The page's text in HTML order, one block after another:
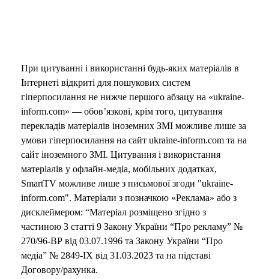
При цитуванні і використанні будь-яких матеріалів в
Інтернеті відкриті для пошукових систем
гіперпосилання не нижче першого абзацу на «ukraine-
inform.com» — обов’язкові, крім того, цитування
перекладів матеріалів іноземних ЗМІ можливе лише за
умови гіперпосилання на сайт ukraine-inform.com та на
сайт іноземного ЗМІ. Цитування і використання
матеріалів у офлайн-медіа, мобільних додатках,
SmartTV можливе лише з письмової згоди "ukraine-
inform.com". Матеріали з позначкою «Реклама» або з
дисклеймером: “Матеріал розміщено згідно з
частиною 3 статті 9 Закону України “Про рекламу” №
270/96-ВР від 03.07.1996 та Закону України “Про
медіа” № 2849-IX від 31.03.2023 та на підставі
Договору/рахунка.